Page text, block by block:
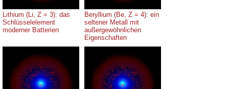
Lithium (Li, Z = 3): das
Schlüsselelement
moderner Batterien
Beryllium (Be, Z = 4): ein
seltener Metall mit
außergewöhnlichen
Eigenschaften